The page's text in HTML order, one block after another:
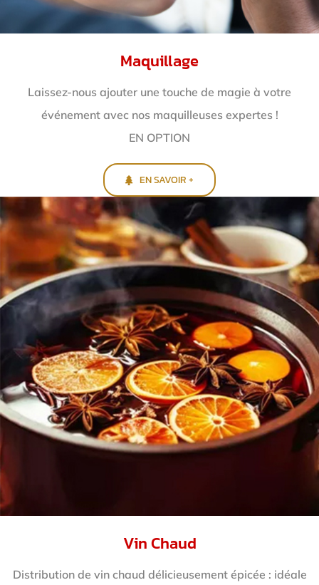
Maquillage
Laissez-nous ajouter une touche de magie à votre
événement avec nos maquilleuses expertes !
EN OPTION
EN SAVOIR +
Vin Chaud
Distribution de vin chaud délicieusement épicée : idéale